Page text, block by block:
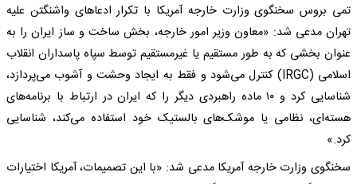
تمی بروس سخنگوی وزارت خارجه آمریکا با تکرار ادعاهای واشنگتن علیه
تهران مدعی شد: «معاون وزیر امور خارجه، بخش ساخت و ساز ایران را به
عنوان بخشی که به طور مستقیم یا غیرمستقیم توسط سپاه پاسداران انقلاب
اسلامی (IRGC) کنترل می‌شود و فقط به ایجاد وحشت و آشوب می‌پردازد،
شناسایی کرد و ۱۰ ماده راهبردی دیگر را که ایران در ارتباط با برنامه‌های
هسته‌ای، نظامی یا موشک‌های بالستیک خود استفاده می‌کند، شناسایی
کرد.»
سخنگوی وزارت خارجه آمریکا مدعی شد: «با این تصمیمات، آمریکا اختیارات